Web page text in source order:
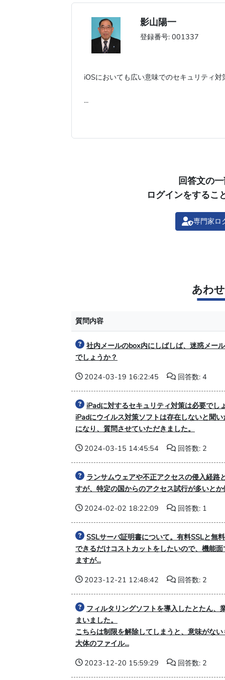
影山陽一
登録番号: 001337
iOSにおいても広い意味でのセキュリティ
...
回答文の
ログインをするこ
専門家ロ
あわ
質問内容
社内メールのbox内にしばしば、迷惑メー
でしょうか？
2024-03-19 16:22:45
回答数: 4
iPadに対するセキュリティ対策は必要でし
iPadにウイルス対策ソフトは存在しないと聞
になり、質問させていただきました。
2024-03-15 14:45:54
回答数: 2
ランサムウェアや不正アクセスの侵入経
すが、特定の国からのアクセス試行が多いと
2024-02-02 18:22:09
回答数: 1
SSLサーバ証明書について。有料SSLと無
できるだけコストカットをしたいので、機能
ますが...
2023-12-21 12:48:42
回答数: 2
フィルタリングソフトを導入したとたん
まいました。
こちらは制限を解除してしまうと、意味がな
大体のファイル...
2023-12-20 15:59:29
回答数: 2